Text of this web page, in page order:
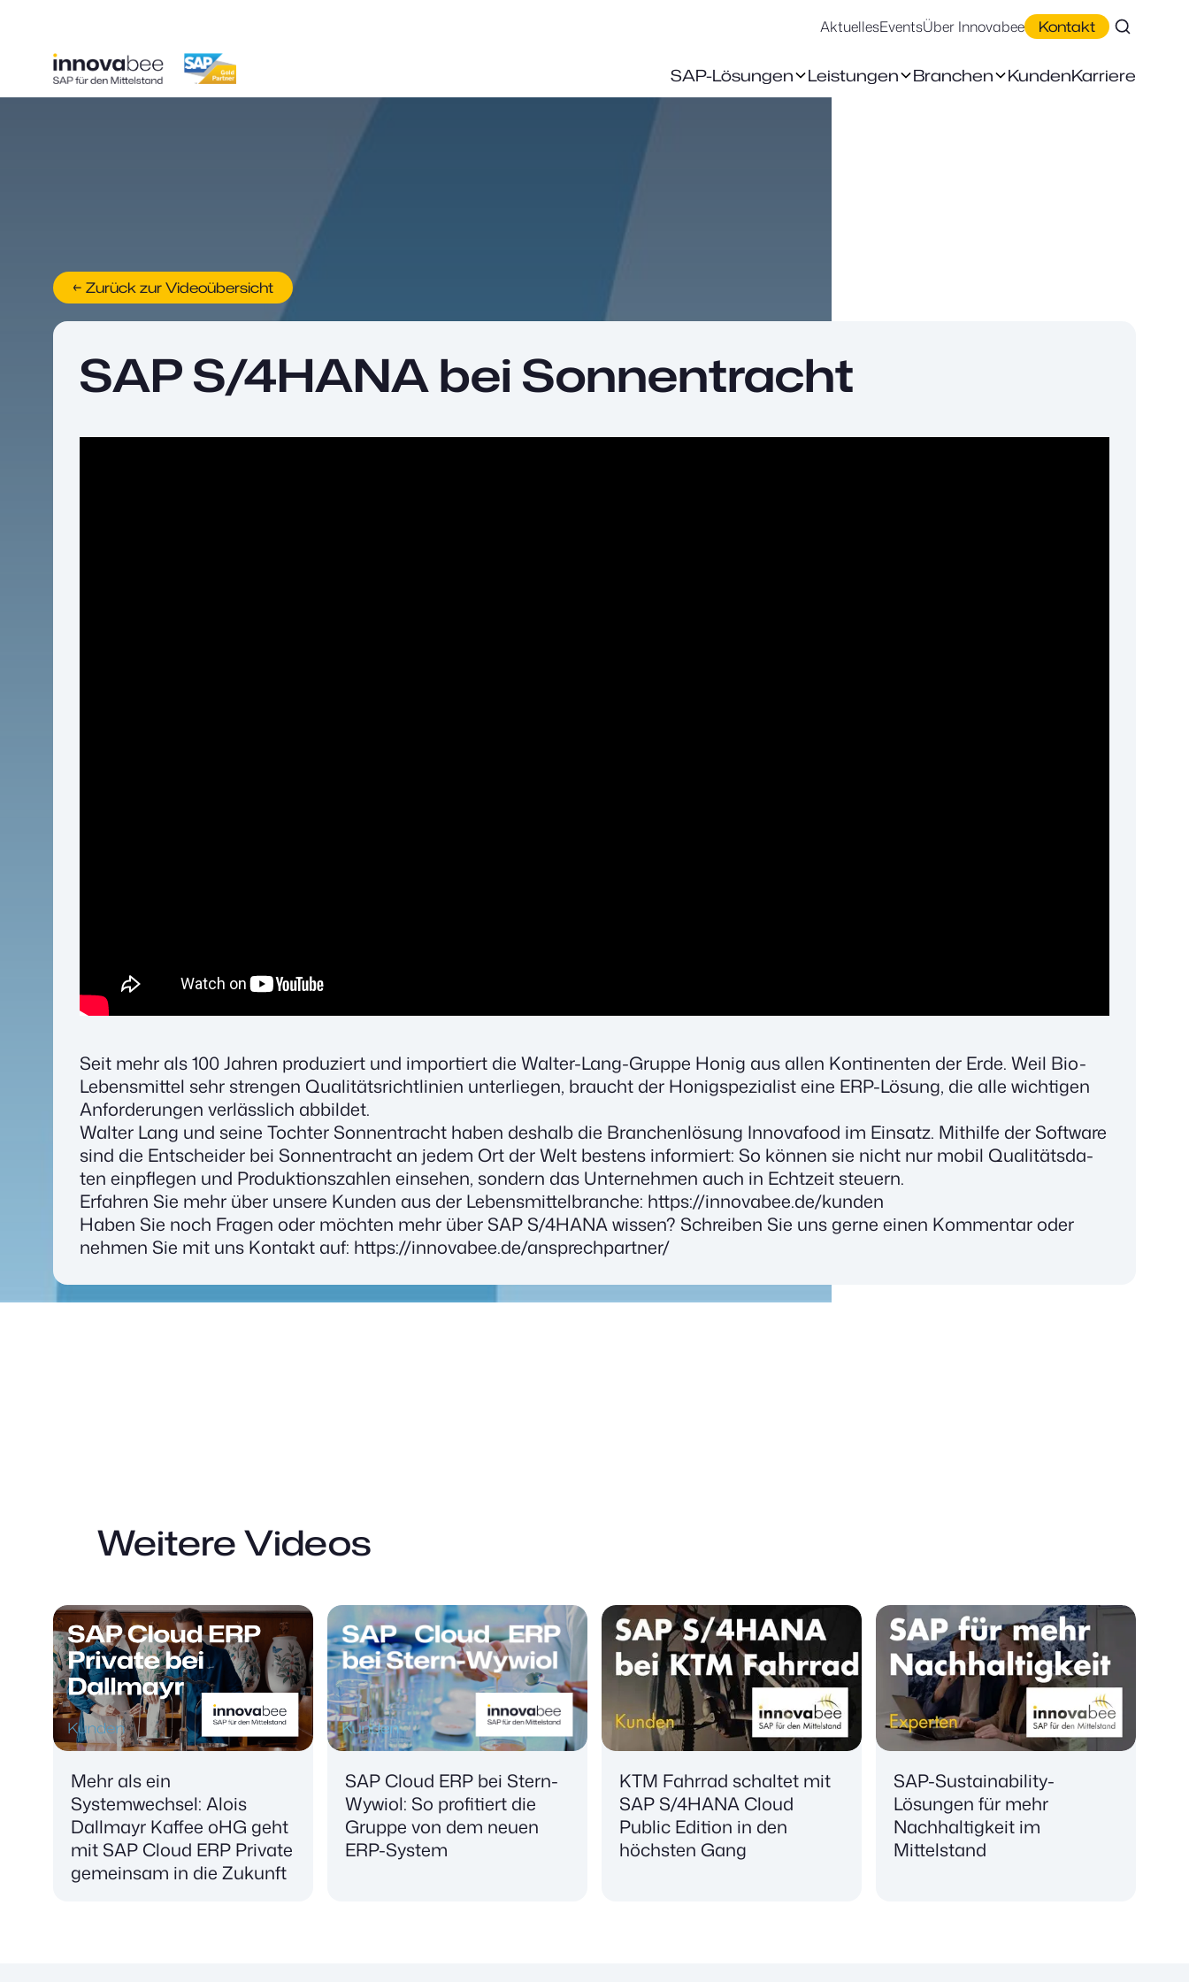
AktuellesEventsÜber Innovabee Kontakt
SAP-Lösungen Leistungen Branchen KundenKarriere
← Zurück zur Videoübersicht
SAP S/4HANA bei Sonnentracht
Seit mehr als 100 Jah­ren pro­du­ziert und impor­tiert die Wal­ter-Lang-Grup­pe Honig aus allen Kon­ti­nen­ten der Erde. Weil Bio-
Lebens­mit­tel sehr stren­gen Qua­li­täts­richt­li­ni­en unter­lie­gen, braucht der Honig­spe­zia­list eine ERP-Lösung, die alle wich­ti­gen
Anfor­de­run­gen ver­läss­lich abbil­det.
Wal­ter Lang und sei­ne Toch­ter Son­nen­tracht haben des­halb die Bran­chen­lö­sung Inno­va­food im Ein­satz. Mit­hil­fe der Soft­ware
sind die Ent­schei­der bei Son­nen­tracht an jedem Ort der Welt bes­tens infor­miert: So kön­nen sie nicht nur mobil Qua­li­täts­da­
ten ein­pfle­gen und Pro­duk­ti­ons­zah­len ein­se­hen, son­dern das Unter­neh­men auch in Echt­zeit steu­ern.
Erfah­ren Sie mehr über unse­re Kun­den aus der Lebens­mit­tel­bran­che: https://innovabee.de/kunden
Haben Sie noch Fra­gen oder möch­ten mehr über SAP S/4HANA wis­sen? Schrei­ben Sie uns ger­ne einen Kom­men­tar oder
neh­men Sie mit uns Kon­takt auf: https://innovabee.de/ansprechpartner/
Weitere Videos
Mehr als ein
Systemwechsel: Alois
Dallmayr Kaffee oHG geht
mit SAP Cloud ERP Private
gemeinsam in die Zukunft
SAP Cloud ERP bei Stern-
Wywiol: So profitiert die
Gruppe von dem neuen
ERP-System
KTM Fahrrad schaltet mit
SAP S/4HANA Cloud
Public Edition in den
höchsten Gang
SAP-Sustainability-
Lösungen für mehr
Nachhaltigkeit im
Mittelstand